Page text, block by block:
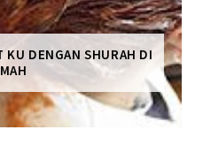
KU DENGAN SHURAH DI